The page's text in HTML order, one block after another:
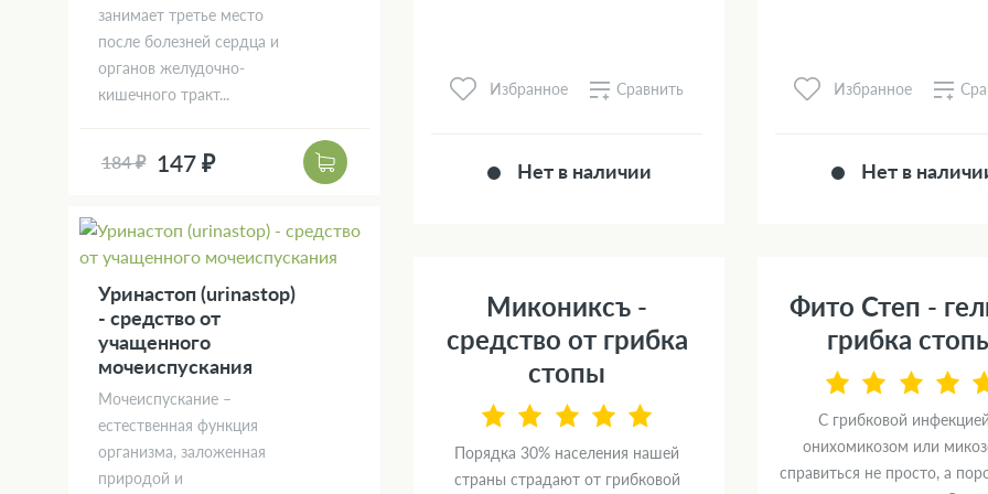
Избранное Сравнить
Нет в наличии
Избранное
Нет в
Микониксъ -
средство от грибка
стопы
Порядка 30% населения нашей
страны страдают от грибковой
Фито Степ -
грибка
С грибковой
онихомикозом или
справиться не просто, а
занимает третье место
после болезней сердца и
органов желудочно-
кишечного тракт...
184 ₽ 147 ₽
Уринастоп (urinastop)
- средство от
учащенного
мочеиспускания
Мочеиспускание –
естественная функция
организма, заложенная
природой и